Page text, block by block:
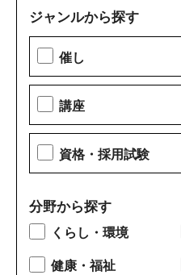
ジャンルから探す
催し
講座
資格・採用試験
分野から探す
くらし・環境
健康・福祉